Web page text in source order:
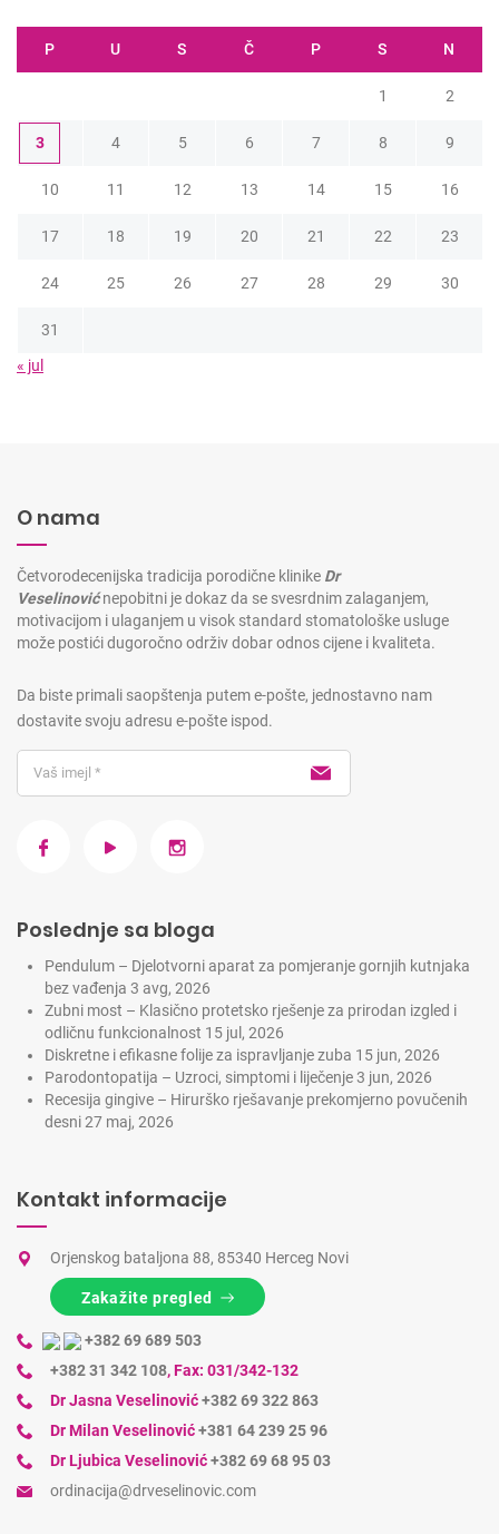
P U S Č P S N
1 2
3 4 5 6 7 8 9
10 11 12 13 14 15 16
17 18 19 20 21 22 23
24 25 26 27 28 29 30
31
« jul
O nama
Četvorodecenijska tradicija porodične klinike Dr
Veselinovićnepobitni je dokaz da se svesrdnim zalaganjem,
motivacijom i ulaganjem u visok standard stomatološke usluge
može postići dugoročno održiv dobar odnos cijene i kvaliteta.
Da biste primali saopštenja putem e-pošte, jednostavno nam
dostavite svoju adresu e-pošte ispod.
Poslednje sa bloga
Pendulum – Djelotvorni aparat za pomjeranje gornjih kutnjaka
bez vađenja 3 avg, 2026
Zubni most – Klasično protetsko rješenje za prirodan izgled i
odličnu funkcionalnost 15 jul, 2026
Diskretne i efikasne folije za ispravljanje zuba 15 jun, 2026
Parodontopatija – Uzroci, simptomi i liječenje3 jun, 2026
Recesija gingive – Hirurško rješavanje prekomjerno povučenih
desni27 maj, 2026
Kontakt informacije
Orjenskog bataljona 88, 85340 Herceg Novi
Zakažite pregled
+382 69 689 503
+382 31 342 108,Fax: 031/342-132
Dr Jasna Veselinović+382 69 322 863
Dr Milan Veselinović+381 64 239 25 96
Dr Ljubica Veselinović+382 69 68 95 03
ordinacija@drveselinovic.com